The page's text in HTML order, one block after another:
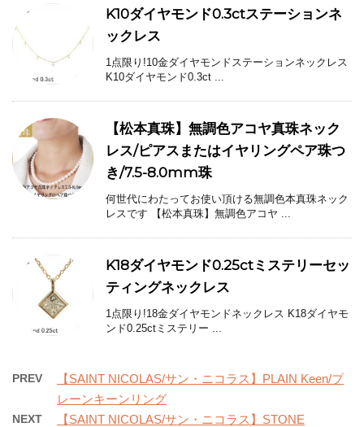
K10ダイヤモンド0.3ctステーションネ
ックレス
1点限り!10金ダイヤモンドステーションネックレス
K10ダイヤモンド0.3ct ...
【松本真珠】無調色アコヤ真珠ネック
レス/ピアスまたはイヤリングペア珠つ
き/7.5-8.0mm珠
何世代にわたってお使い頂ける無調色本真珠ネック
レスです 【松本真珠】無調色アコヤ ...
K18ダイヤモンド0.25ctミステリーセッ
ティングネックレス
1点限り!18金ダイヤモンドネックレス K18ダイヤモ
ンド0.25ctミステリー ...
PREV
【SAINT NICOLAS/サン・ニコラス】PLAIN Keen/プ
レーンキーンリング
NEXT
【SAINT NICOLAS/サン・ニコラス】STONE